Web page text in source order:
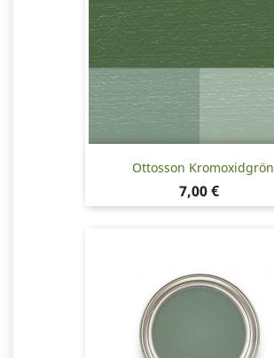
Ottosson Kromoxidgrön
Pris
7,00 €